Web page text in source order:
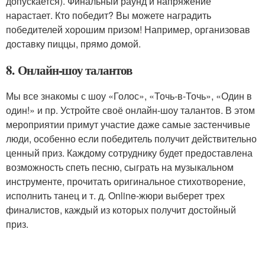
нарастает. Кто победит? Вы можете наградить
победителей хорошим призом! Например, организовав
доставку пиццы, прямо домой.
8. Онлайн-шоу талантов
Мы все знакомы с шоу «Голос», «Точь-в-Точь», «Один в
один!» и пр. Устройте своё онлайн-шоу талантов. В этом
мероприятии примут участие даже самые застенчивые
люди, особенно если победитель получит действительно
ценный приз. Каждому сотруднику будет предоставлена
возможность спеть песню, сыграть на музыкальном
инструменте, прочитать оригинальное стихотворение,
исполнить танец и т. д. Online-жюри выберет трех
финалистов, каждый из которых получит достойный
приз.